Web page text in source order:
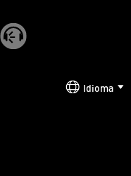
Idioma